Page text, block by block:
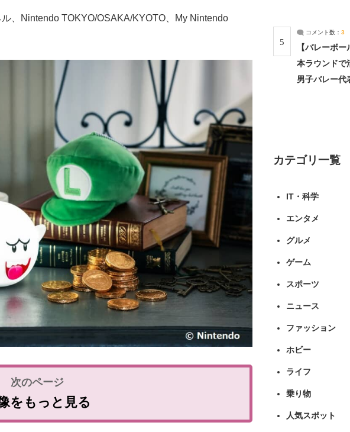
、Nintendo TOKYO/OSAKA/KYOTO、My Nintendo
をもっと見る
5
コメント数： 3
【バレーボ
本ラウンドで
男子バレー代
カテゴリ一覧
IT・科学
エンタメ
グルメ
ゲーム
スポーツ
ニュース
ファッション
ホビー
ライフ
乗り物
人気スポット